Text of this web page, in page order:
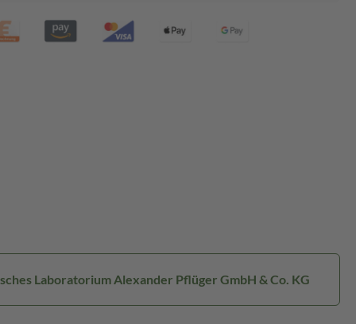
Laboratorium Alexander Pflüger GmbH & Co. KG